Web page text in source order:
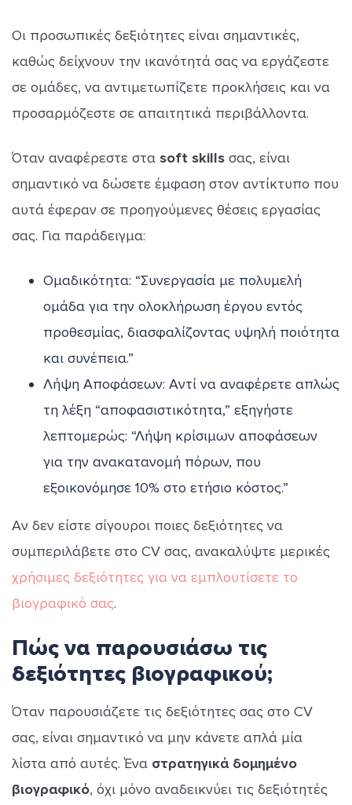
Οι προσωπικές δεξιότητες είναι σημαντικές,
καθώς δείχνουν την ικανότητά σας να εργάζεστε
σε ομάδες, να αντιμετωπίζετε προκλήσεις και να
προσαρμόζεστε σε απαιτητικά περιβάλλοντα.
Όταν αναφέρεστε στα soft skills σας, είναι
σημαντικό να δώσετε έμφαση στον αντίκτυπο που
αυτά έφεραν σε προηγούμενες θέσεις εργασίας
σας. Για παράδειγμα:
Ομαδικότητα: “Συνεργασία με πολυμελή
ομάδα για την ολοκλήρωση έργου εντός
προθεσμίας, διασφαλίζοντας υψηλή ποιότητα
και συνέπεια.”
Λήψη Αποφάσεων: Αντί να αναφέρετε απλώς
τη λέξη “αποφασιστικότητα,” εξηγήστε
λεπτομερώς: “Λήψη κρίσιμων αποφάσεων
για την ανακατανομή πόρων, που
εξοικονόμησε 10% στο ετήσιο κόστος.”
Αν δεν είστε σίγουροι ποιες δεξιότητες να
συμπεριλάβετε στο CV σας, ανακαλύψτε μερικές
χρήσιμες δεξιότητες για να εμπλουτίσετε το
βιογραφικό σας.
Πώς να παρουσιάσω τις
δεξιότητες βιογραφικού;
Όταν παρουσιάζετε τις δεξιότητες σας στο CV
σας, είναι σημαντικό να μην κάνετε απλά μία
λίστα από αυτές. Ένα στρατηγικά δομημένο
βιογραφικό, όχι μόνο αναδεικνύει τις δεξιότητές